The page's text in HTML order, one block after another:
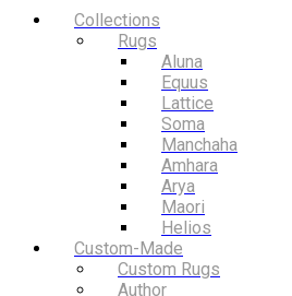
Collections
Rugs
Aluna
Equus
Lattice
Soma
Manchaha
Amhara
Arya
Maori
Helios
Custom-Made
Custom Rugs
Author